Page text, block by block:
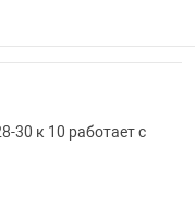
30 к 10 работает с